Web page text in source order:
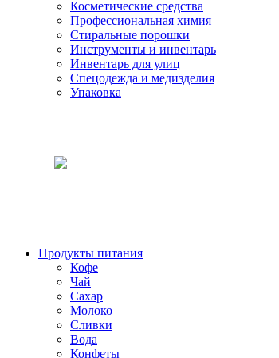
Косметические средства
Профессиональная химия
Стиральные порошки
Инструменты и инвентарь
Инвентарь для улиц
Спецодежда и медизделия
Упаковка
Продукты питания
Кофе
Чай
Сахар
Молоко
Сливки
Вода
Конфеты